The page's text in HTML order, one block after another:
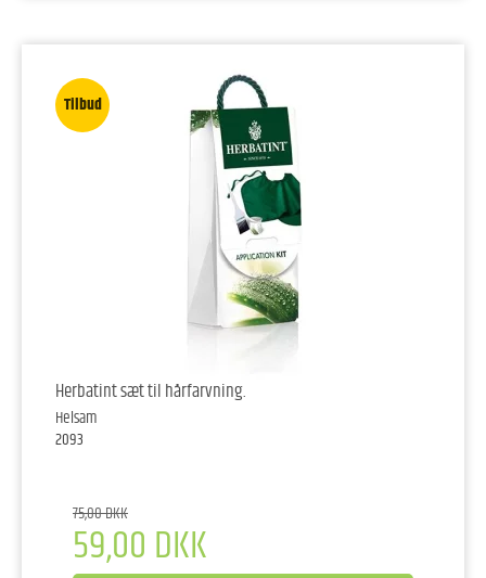
Tilbud
Herbatint sæt til hårfarvning.
Helsam
2093
75,00 DKK
59,00 DKK